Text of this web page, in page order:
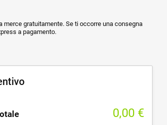
merce gratuitamente. Se ti occorre una consegna
a pagamento.
0,00 €